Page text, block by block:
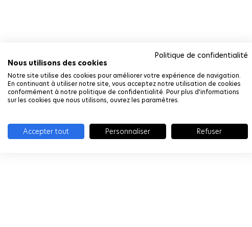
Politique de confidentialité
Nous utilisons des cookies
Notre site utilise des cookies pour améliorer votre expérience de navigation.
En continuant à utiliser notre site, vous acceptez notre utilisation de cookies
conformément à notre politique de confidentialité. Pour plus d'informations
sur les cookies que nous utilisons, ouvrez les paramètres.
Accepter tout Personnaliser Refuser